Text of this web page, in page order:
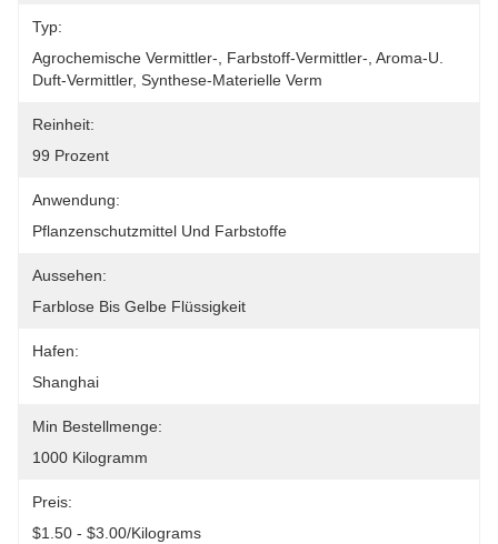
Typ:
Agrochemische Vermittler-, Farbstoff-Vermittler-, Aroma-U.
Duft-Vermittler, Synthese-Materielle Verm
Reinheit:
99 Prozent
Anwendung:
Pflanzenschutzmittel Und Farbstoffe
Aussehen:
Farblose Bis Gelbe Flüssigkeit
Hafen:
Shanghai
Min Bestellmenge:
1000 Kilogramm
Preis:
$1.50 - $3.00/Kilograms